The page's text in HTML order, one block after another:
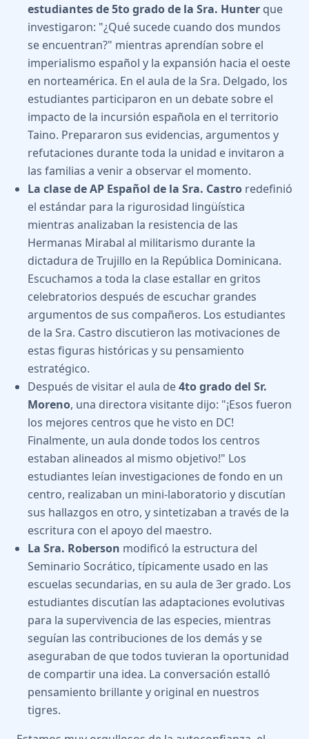
estudiantes de 5to grado de la Sra. Hunter que
investigaron: "¿Qué sucede cuando dos mundos
se encuentran?" mientras aprendían sobre el
imperialismo español y la expansión hacia el oeste
en norteamérica. En el aula de la Sra. Delgado, los
estudiantes participaron en un debate sobre el
impacto de la incursión española en el territorio
Taino. Prepararon sus evidencias, argumentos y
refutaciones durante toda la unidad e invitaron a
las familias a venir a observar el momento.
La clase de AP Español de la Sra. Castro redefinió
el estándar para la rigurosidad lingüística
mientras analizaban la resistencia de las
Hermanas Mirabal al militarismo durante la
dictadura de Trujillo en la República Dominicana.
Escuchamos a toda la clase estallar en gritos
celebratorios después de escuchar grandes
argumentos de sus compañeros. Los estudiantes
de la Sra. Castro discutieron las motivaciones de
estas figuras históricas y su pensamiento
estratégico.
Después de visitar el aula de4to grado del Sr.
Moreno, una directora visitante dijo: "¡Esos fueron
los mejores centros que he visto en DC!
Finalmente, un aula donde todos los centros
estaban alineados al mismo objetivo!" Los
estudiantes leían investigaciones de fondo en un
centro, realizaban un mini-laboratorio y discutían
sus hallazgos en otro, y sintetizaban a través de la
escritura con el apoyo del maestro.
La Sra. Roberson modificó la estructura del
Seminario Socrático, típicamente usado en las
escuelas secundarias, en su aula de 3er grado. Los
estudiantes discutían las adaptaciones evolutivas
para la supervivencia de las especies, mientras
seguían las contribuciones de los demás y se
aseguraban de que todos tuvieran la oportunidad
de compartir una idea. La conversación estalló
pensamiento brillante y original en nuestros
tigres.